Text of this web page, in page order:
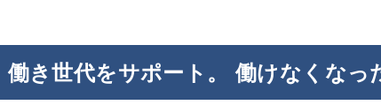
働き世代をサポート。 働けなくなっ